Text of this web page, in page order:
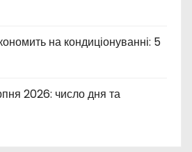
на кондиціонуванні: 5
2026: число дня та